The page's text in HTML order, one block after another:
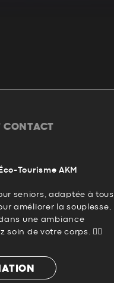
CONTACT
Éco-Tourisme AKM
seniors, adaptée à tous
améliorer la souplesse,
une ambiance
soin de votre corps. 🧘‍♀️